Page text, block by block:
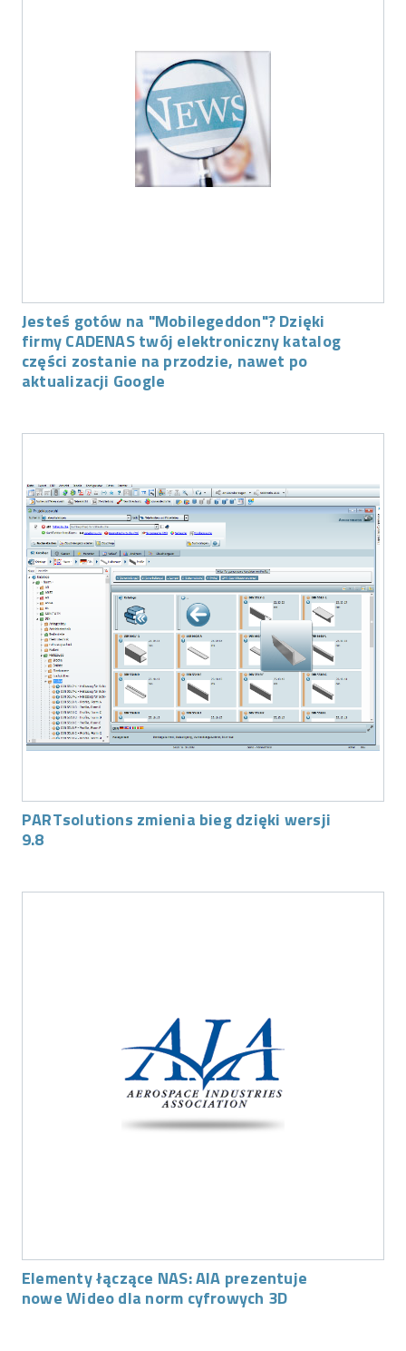
Jesteś gotów na "Mobilegeddon"? Dzięki
firmy CADENAS twój elektroniczny katalog
części zostanie na przodzie, nawet po
aktualizacji Google
PARTsolutions zmienia bieg dzięki wersji
9.8
Elementy łączące NAS: AIA prezentuje
nowe Wideo dla norm cyfrowych 3D